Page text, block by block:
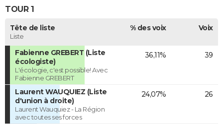
TOUR 1
Tête de liste
Liste
% des voix Voix
Fabienne GREBERT (Liste
écologiste)
L'écologie, c'est possible! Avec
Fabienne GREBERT
36,11% 39
Laurent WAUQUIEZ (Liste
d'union à droite)
Laurent Wauquiez - La Région
avec toutes ses forces
24,07% 26